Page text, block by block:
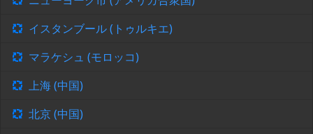
イスタンブール (トゥルキエ)
マラケシュ (モロッコ)
上海 (中国)
北京 (中国)